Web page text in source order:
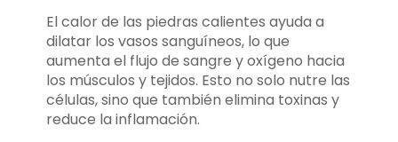
El calor de las piedras calientes ayuda a
dilatar los vasos sanguíneos, lo que
aumenta el flujo de sangre y oxígeno hacia
los músculos y tejidos. Esto no solo nutre las
células, sino que también elimina toxinas y
reduce la inflamación.